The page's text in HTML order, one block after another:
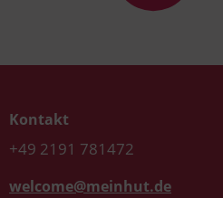
Kontakt
+49 2191 781472
welcome@meinhut.de